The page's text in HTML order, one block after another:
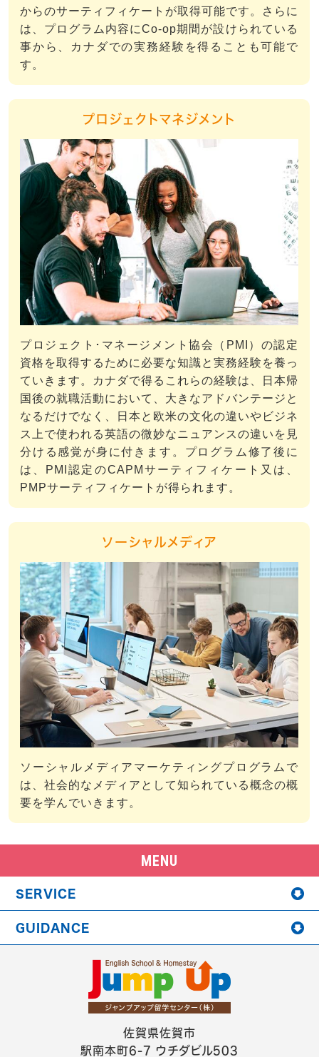
からのサーティフィケートが取得可能です。さらに
は、プログラム内容にCo-op期間が設けられている
事から、カナダでの実務経験を得ることも可能で
す。
プロジェクトマネジメント
プロジェクト･マネージメント協会（PMI）の認定
資格を取得するために必要な知識と実務経験を養っ
ていきます。カナダで得るこれらの経験は、日本帰
国後の就職活動において、大きなアドバンテージと
なるだけでなく、日本と欧米の文化の違いやビジネ
ス上で使われる英語の微妙なニュアンスの違いを見
分ける感覚が身に付きます。プログラム修了後に
は、PMI認定のCAPMサーティフィケート又は、
PMPサーティフィケートが得られます。
ソーシャルメディア
ソーシャルメディアマーケティングプログラムで
は、社会的なメディアとして知られている概念の概
要を学んでいきます。
MENU
SERVICE
GUIDANCE
佐賀県佐賀市
駅南本町6-7 ウチダビル503